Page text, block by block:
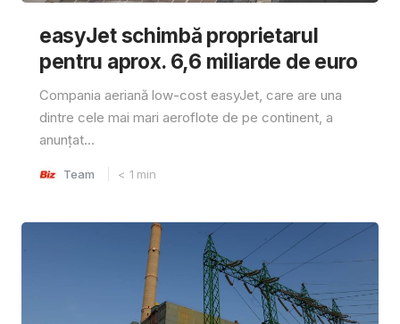
easyJet schimbă proprietarul
pentru aprox. 6,6 miliarde de euro
Compania aeriană low-cost easyJet, care are una
dintre cele mai mari aeroflote de pe continent, a
anunțat...
Team < 1 min